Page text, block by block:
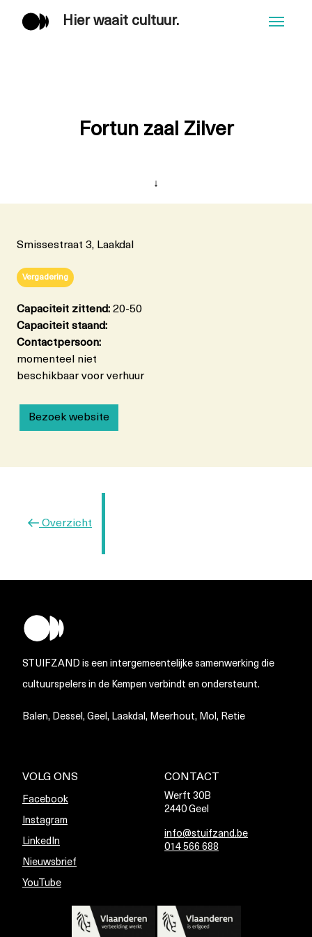
Hier waait cultuur. Menu
Fortun zaal Zilver
↓
Smissestraat 3, Laakdal
Vergadering
Capaciteit zittend: 20-50
Capaciteit staand:
Contactpersoon:
momenteel niet
beschikbaar voor verhuur
Bezoek website
VorigOverzicht
STUIFZAND is een intergemeentelijke samenwerking die
cultuurspelers in de Kempen verbindt en ondersteunt.
Balen, Dessel, Geel, Laakdal, Meerhout, Mol, Retie
VOLG ONS
Facebook
Instagram
LinkedIn
Nieuwsbrief
YouTube
CONTACT
Werft 30B
2440 Geel
info@stuifzand.be
014 566 688